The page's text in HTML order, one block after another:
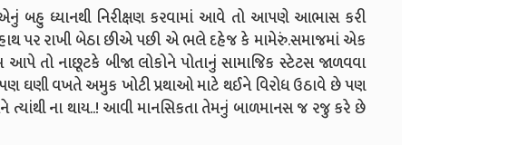
બહુ ધ્યાનથી નિરીક્ષણ કરવામાં આવે તો આપણે આભાસ કરી
પર રાખી બેઠા છીએ પછી એ ભલે દહેજ કે મામેરું.સમાજમાં એક
આપે તો નાછૂટકે બીજા લોકોને પોતાનું સામાજિક સ્ટેટસ જાળવવા
ઘણી વખતે અમુક ખોટી પ્રથાઓ માટે થઈને વિરોધ ઉઠાવે છે પણ
ના થાય..! આવી માનસિકતા તેમનું બાળમાનસ જ રજુ કરે છે